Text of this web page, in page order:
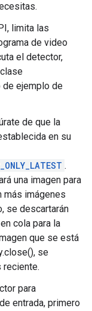
limita las
de video
el detector,
de ejemplo de
de que la
en su
.
una imagen para
más imágenes
se descartarán
cola para la
que se está
se
reciente.
para
entrada, primero